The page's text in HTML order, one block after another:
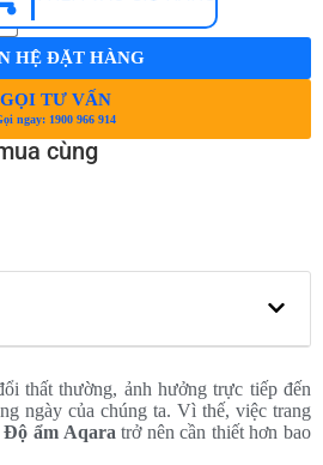
HỆ ĐẶT HÀNG
GỌI TƯ VẤN
ngay: 1900 966 914
cùng
thất thường, ảnh hưởng trực tiếp đến
ngày của chúng ta. Vì thế, việc trang
Độ ẩm Aqara trở nên cần thiết hơn bao